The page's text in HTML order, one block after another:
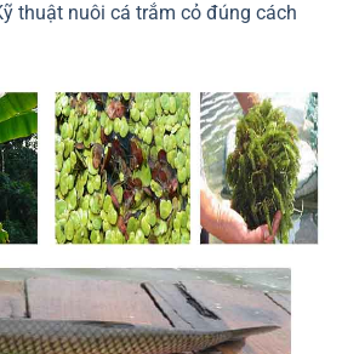
thuật nuôi cá trắm cỏ đúng cách